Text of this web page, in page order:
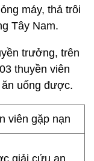
máy, thả trôi
Tây Nam.
trưởng, trên
thuyền viên
uống được.
giải cứu an